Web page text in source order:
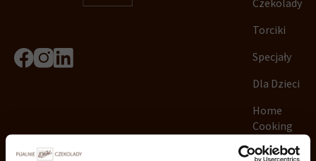
Torciki
Specjały
Dla Dzieci
Home
Cooking
Inne
×
Dołącz do newslettera i odbierz
10% rabatu na pierwsze zakupy